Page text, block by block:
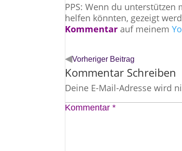
PPS: Wenn du
helfen könnten, gezeigt
Kommentar auf meinem
◀Vorheriger Beitrag
Kommentar Schreiben
Deine E-Mail-Adresse wird
Kommentar*